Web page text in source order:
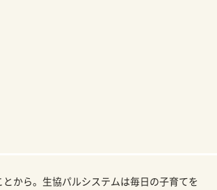
とから。生協パルシステムは毎日の子育てを